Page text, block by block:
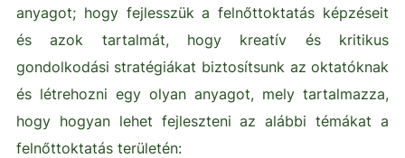
anyagot; hogy fejlesszük a felnőttoktatás képzéseit
és azok tartalmát, hogy kreatív és kritikus
gondolkodási stratégiákat biztosítsunk az oktatóknak
és létrehozni egy olyan anyagot, mely tartalmazza,
hogy hogyan lehet fejleszteni az alábbi témákat a
felnőttoktatás területén: